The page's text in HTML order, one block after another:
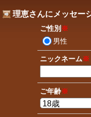
理恵さんにメッセー